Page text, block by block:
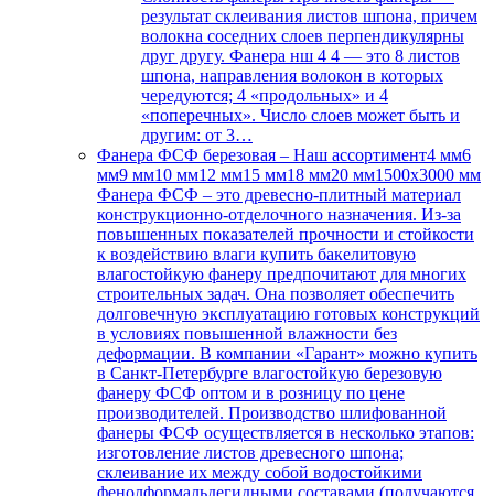
результат склеивания листов шпона, причем
волокна соседних слоев перпендикулярны
друг другу. Фанера нш 4 4 — это 8 листов
шпона, направления волокон в которых
чередуются; 4 «продольных» и 4
«поперечных». Число слоев может быть и
другим: от 3…
Фанера ФСФ березовая – Наш ассортимент4 мм6
мм9 мм10 мм12 мм15 мм18 мм20 мм1500х3000 мм
Фанера ФСФ – это древесно-плитный материал
конструкционно-отделочного назначения. Из-за
повышенных показателей прочности и стойкости
к воздействию влаги купить бакелитовую
влагостойкую фанеру предпочитают для многих
строительных задач. Она позволяет обеспечить
долговечную эксплуатацию готовых конструкций
в условиях повышенной влажности без
деформации. В компании «Гарант» можно купить
в Санкт-Петербурге влагостойкую березовую
фанеру ФСФ оптом и в розницу по цене
производителей. Производство шлифованной
фанеры ФСФ осуществляется в несколько этапов:
изготовление листов древесного шпона;
склеивание их между собой водостойкими
фенолформальдегидными составами (получаются